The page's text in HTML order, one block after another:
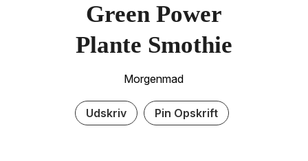
Green Power
Plante Smothie
Morgenmad
Udskriv Pin Opskrift